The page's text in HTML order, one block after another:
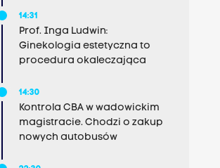
14:31
Prof. Inga Ludwin:
Ginekologia estetyczna to
procedura okaleczająca
14:30
Kontrola CBA w wadowickim
magistracie. Chodzi o zakup
nowych autobusów